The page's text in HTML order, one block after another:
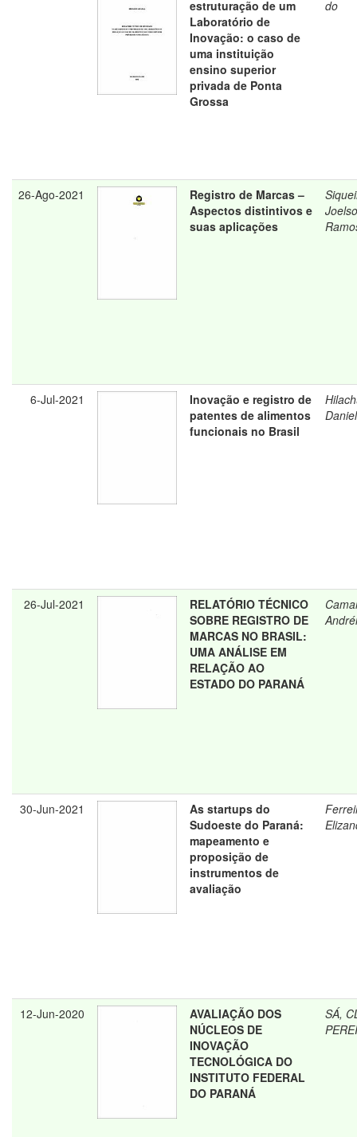
estruturação de um
Laboratório de
Inovação: o caso de
uma instituição
ensino superior
privada de Ponta
Grossa
do
26-Ago-2021
Registro de Marcas –
Aspectos distintivos e
suas aplicações
6-Jul-2021
Inovação e registro de
patentes de alimentos
funcionais no Brasil
26-Jul-2021
RELATÓRIO TÉCNICO
SOBRE REGISTRO DE
MARCAS NO BRASIL:
UMA ANÁLISE EM
RELAÇÃO AO
ESTADO DO PARANÁ
30-Jun-2021
As startups do
Sudoeste do Paraná:
mapeamento e
proposição de
instrumentos de
avaliação
12-Jun-2020
AVALIAÇÃO DOS
NÚCLEOS DE
INOVAÇÃO
TECNOLÓGICA DO
INSTITUTO FEDERAL
DO PARANÁ
SÁ,